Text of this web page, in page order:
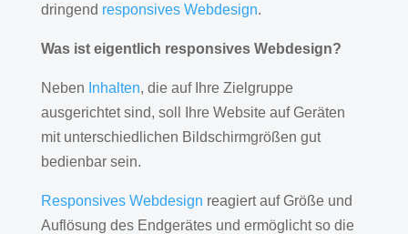
dringend responsives Webdesign.
Was ist eigentlich responsives Webdesign?
Neben Inhalten, die auf Ihre Zielgruppe
ausgerichtet sind, soll Ihre Website auf Geräten
mit unterschiedlichen Bildschirmgrößen gut
bedienbar sein.
Responsives Webdesign reagiert auf Größe und
Auflösung des Endgerätes und ermöglicht so die